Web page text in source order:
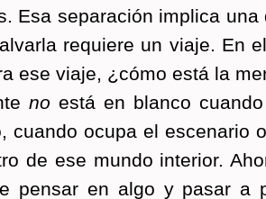
Esa se­pa­ra­ción im­pli­ca una
re­quie­re un viaje. En
ese viaje, ¿cómo está la
no está en blan­co
cuan­do ocupa el es­ce­na­rio
de ese mundo in­te­rior.
pen­sar en algo y pasar a